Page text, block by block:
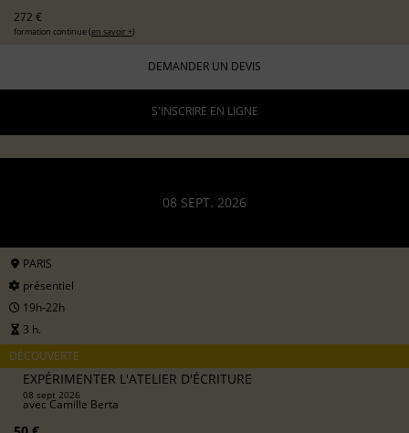
272 €
formation continue (en savoir +)
DEMANDER UN DEVIS
S'INSCRIRE EN LIGNE
08 SEPT. 2026
PARIS
présentiel
19h-22h
3 h.
DÉCOUVERTE
EXPÉRIMENTER L'ATELIER D'ÉCRITURE
08 sept 2026
avecCamille Berta